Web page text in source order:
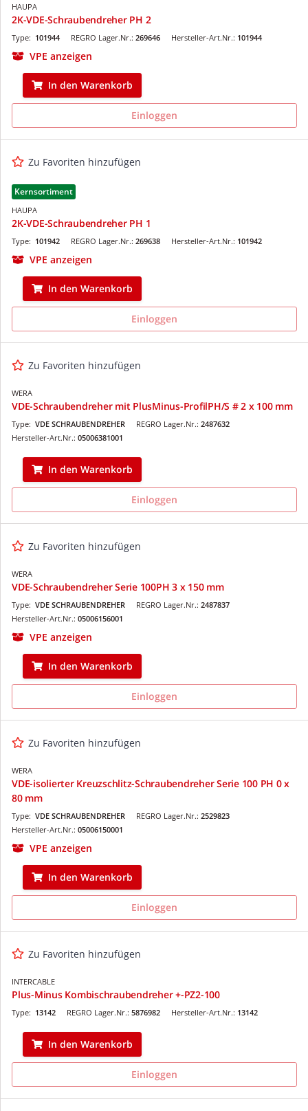
HAUPA
2K-VDE-Schraubendreher PH 2
REGRO Lager.Nr.: 269646
Type: 101944 Hersteller-Art.Nr.: 101944
VPE anzeigen
In den Warenkorb
Einloggen
Zu Favoriten hinzufügen
Kernsortiment
HAUPA
2K-VDE-Schraubendreher PH 1
REGRO Lager.Nr.: 269638
Type: 101942 Hersteller-Art.Nr.: 101942
VPE anzeigen
In den Warenkorb
Einloggen
Zu Favoriten hinzufügen
WERA
VDE-Schraubendreher mit PlusMinus-ProfilPH/S # 2 x 100 mm
REGRO Lager.Nr.: 2487632
Type: VDE SCHRAUBENDREHER
Hersteller-Art.Nr.: 05006381001
In den Warenkorb
Einloggen
Zu Favoriten hinzufügen
WERA
VDE-Schraubendreher Serie 100PH 3 x 150 mm
REGRO Lager.Nr.: 2487837
Type: VDE SCHRAUBENDREHER
Hersteller-Art.Nr.: 05006156001
VPE anzeigen
In den Warenkorb
Einloggen
Zu Favoriten hinzufügen
WERA
VDE-isolierter Kreuzschlitz-Schraubendreher Serie 100 PH 0 x
80 mm
REGRO Lager.Nr.: 2529823
Type: VDE SCHRAUBENDREHER
Hersteller-Art.Nr.: 05006150001
VPE anzeigen
In den Warenkorb
Einloggen
Zu Favoriten hinzufügen
INTERCABLE
Plus-Minus Kombischraubendreher +-PZ2-100
REGRO Lager.Nr.: 5876982
Type: 13142 Hersteller-Art.Nr.: 13142
In den Warenkorb
Einloggen